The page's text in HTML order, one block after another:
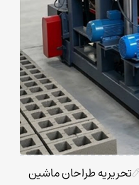
تحریریه طراحان ماشین